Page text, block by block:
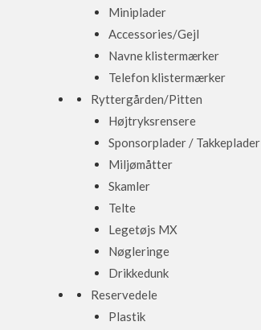
Miniplader
Accessories/Gejl
Navne klistermærker
Telefon klistermærker
Ryttergården/Pitten
Højtryksrensere
Sponsorplader / Takkeplader
Miljømåtter
Skamler
Telte
Legetøjs MX
Nøgleringe
Drikkedunk
Reservedele
Plastik